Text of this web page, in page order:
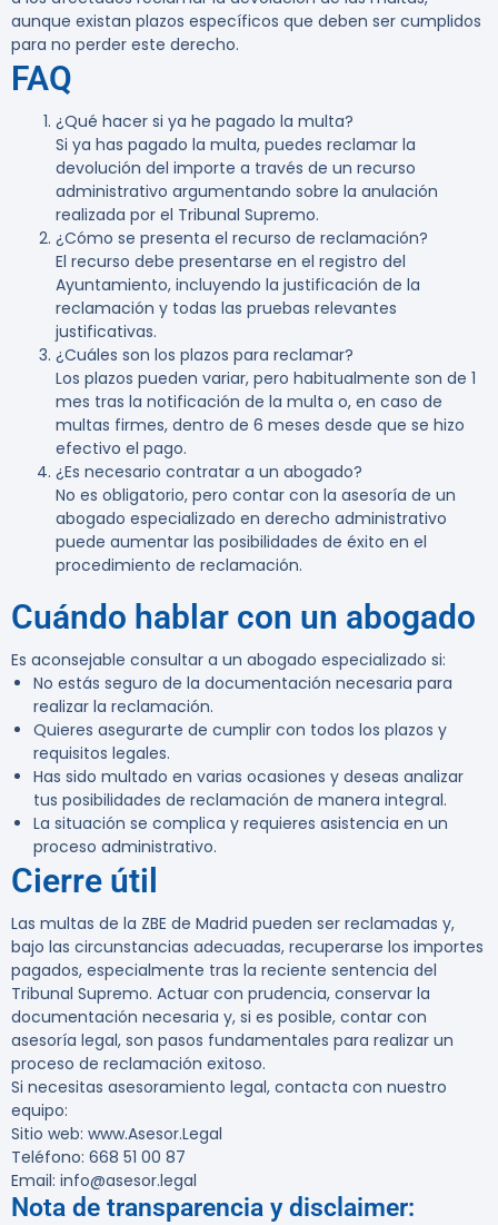
aunque existan plazos específicos que deben ser cumplidos
para no perder este derecho.
FAQ
¿Qué hacer si ya he pagado la multa?
Si ya has pagado la multa, puedes reclamar la
devolución del importe a través de un recurso
administrativo argumentando sobre la anulación
realizada por el Tribunal Supremo.
¿Cómo se presenta el recurso de reclamación?
El recurso debe presentarse en el registro del
Ayuntamiento, incluyendo la justificación de la
reclamación y todas las pruebas relevantes
justificativas.
¿Cuáles son los plazos para reclamar?
Los plazos pueden variar, pero habitualmente son de 1
mes tras la notificación de la multa o, en caso de
multas firmes, dentro de 6 meses desde que se hizo
efectivo el pago.
¿Es necesario contratar a un abogado?
No es obligatorio, pero contar con la asesoría de un
abogado especializado en derecho administrativo
puede aumentar las posibilidades de éxito en el
procedimiento de reclamación.
Cuándo hablar con un abogado
Es aconsejable consultar a un abogado especializado si:
No estás seguro de la documentación necesaria para
realizar la reclamación.
Quieres asegurarte de cumplir con todos los plazos y
requisitos legales.
Has sido multado en varias ocasiones y deseas analizar
tus posibilidades de reclamación de manera integral.
La situación se complica y requieres asistencia en un
proceso administrativo.
Cierre útil
Las multas de la ZBE de Madrid pueden ser reclamadas y,
bajo las circunstancias adecuadas, recuperarse los importes
pagados, especialmente tras la reciente sentencia del
Tribunal Supremo. Actuar con prudencia, conservar la
documentación necesaria y, si es posible, contar con
asesoría legal, son pasos fundamentales para realizar un
proceso de reclamación exitoso.
Si necesitas asesoramiento legal, contacta con nuestro
equipo:
Sitio web: www.Asesor.Legal
Teléfono: 668 51 00 87
Email: info@asesor.legal
Nota de transparencia y disclaimer: